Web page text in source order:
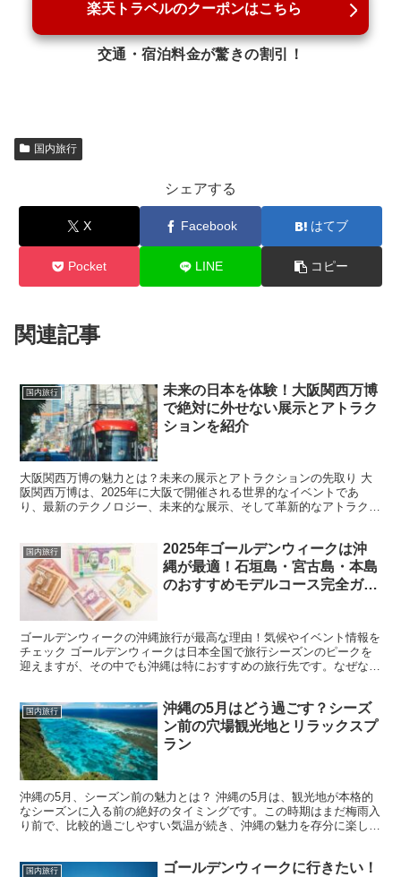
楽天トラベルのクーポンはこちら
交通・宿泊料金が驚きの割引！
国内旅行
シェアする
X Facebook はてブ
Pocket LINE コピー
関連記事
国内旅行
未来の日本を体験！大阪関西万博
で絶対に外せない展示とアトラク
ションを紹介
大阪関西万博の魅力とは？未来の展示とアトラクションの先取り 大
阪関西万博は、2025年に大阪で開催される世界的なイベントであ
り、最新のテクノロジー、未来的な展示、そして革新的なアトラクシ
国内旅行
2025年ゴールデンウィークは沖
縄が最適！石垣島・宮古島・本島
のおすすめモデルコース完全ガイ
ゴールデンウィークの沖縄旅行が最高な理由！気候やイベント情報を
チェック ゴールデンウィークは日本全国で旅行シーズンのピークを
迎えますが、その中でも沖縄は特におすすめの旅行先です。なぜな
国内旅行
沖縄の5月はどう過ごす？シーズ
ン前の穴場観光地とリラックスプ
ラン
沖縄の5月、シーズン前の魅力とは？ 沖縄の5月は、観光地が本格的
なシーズンに入る前の絶好のタイミングです。この時期はまだ梅雨入
り前で、比較的過ごしやすい気温が続き、沖縄の魅力を存分に楽しむ
国内旅行
ゴールデンウィークに行きたい！